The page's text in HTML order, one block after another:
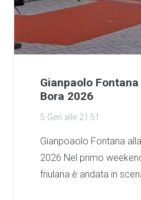
Gianpaolo
Bora 2026
5 Gen alle 21:51
Gianpoaolo Fontana
2026 Nel primo
friulana è andata in